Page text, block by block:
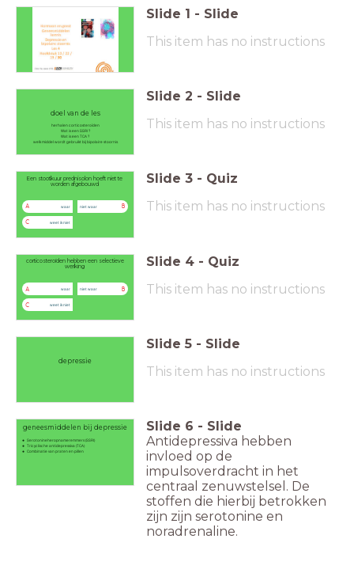
Slide 1 - Slide
This item has no instructions
doel van de les
herhalen corticosteroïden
Wat is een SSRI ?
Wat is een TCA ?
welk middel wordt gebruikt bij bipolaire stoornis
Slide 2 - Slide
This item has no instructions
Een stootkuur prednisolon hoeft niet te
worden afgebouwd
A waar B
niet waar
C weet ik niet
Slide 3 - Quiz
This item has no instructions
corticosteroïden hebben een selectieve
werking
A waar B
niet waar
C weet ik niet
Slide 4 - Quiz
This item has no instructions
depressie
Slide 5 - Slide
This item has no instructions
geneesmiddelen bij depressie
Serotonineheropnameremmers (SSRI)
Tricyclische antidepressiva (TCA)
Combinatie van praten en pillen
Slide 6 - Slide
Antidepressiva hebben
invloed op de
impulsoverdracht in het
centraal zenuwstelsel. De
stoffen die hierbij betrokken
zijn zijn serotonine en
noradrenaline.